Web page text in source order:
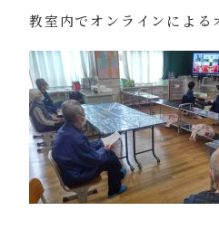
教室内でオンラインによる